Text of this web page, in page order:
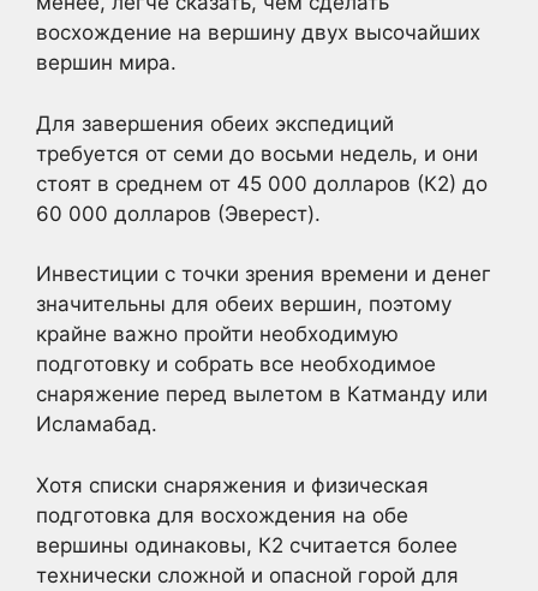
восхождение на вершину двух высочайших
вершин мира.
Для завершения обеих экспедиций
требуется от семи до восьми недель, и они
стоят в среднем от 45 000 долларов (К2) до
60 000 долларов (Эверест).
Инвестиции с точки зрения времени и денег
значительны для обеих вершин, поэтому
крайне важно пройти необходимую
подготовку и собрать все необходимое
снаряжение перед вылетом в Катманду или
Исламабад.
Хотя списки снаряжения и физическая
подготовка для восхождения на обе
вершины одинаковы, К2 считается более
технически сложной и опасной горой для